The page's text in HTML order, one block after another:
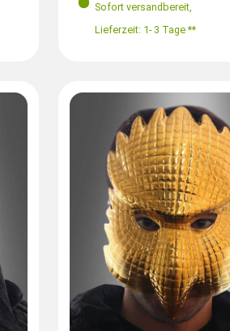
Sofort versandbereit,
Lieferzeit: 1- 3 Tage **